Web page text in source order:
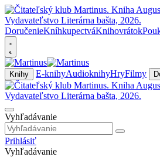
DoručenieKníhkupectváKnihovrátok
Knihy E-knihyAudioknihyHryFilmy
Vyhľadávanie
Prihlásiť
Vyhľadávanie